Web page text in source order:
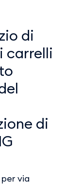
di
carrelli
di
via